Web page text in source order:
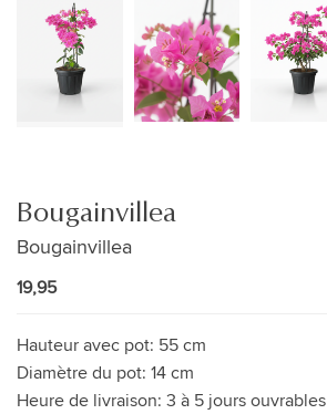
Bougainvillea
Bougainvillea
19,95
Hauteur avec pot: 55 cm
Diamètre du pot: 14 cm
Heure de livraison: 3 à 5 jours ouvrables